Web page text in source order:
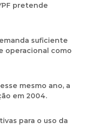
pretende
suficiente
operacional como
mesmo ano, a
em 2004.
para o uso da